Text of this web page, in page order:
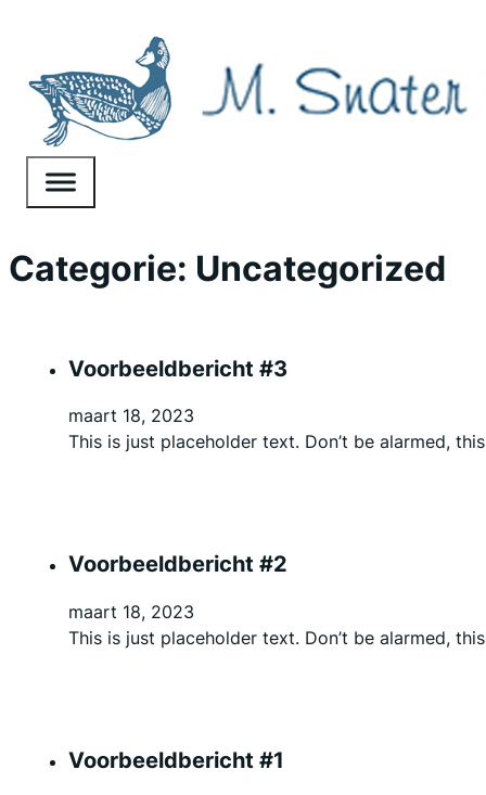
Categorie: Uncategorized
Voorbeeldbericht #3
maart 18, 2023
This is just placeholder text. Don’t be alarmed,
Voorbeeldbericht #2
maart 18, 2023
This is just placeholder text. Don’t be alarmed,
Voorbeeldbericht #1